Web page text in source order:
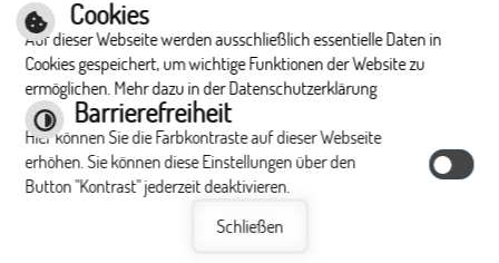
Montag bis Donnerstag 14:00 – 16:00 Uhr
Es wird um Terminvereinbarung gebeten.
Impressum|Hilfe|Inhalt| Datenschutzerklärung
Optimiert für
mobile Endgeräte
Cookies
Auf dieser Webseite werden ausschließlich essentielle Daten in
Cookies gespeichert, um wichtige Funktionen der Website zu
ermöglichen. Mehr dazu in der Datenschutzerklärung
Barrierefreiheit
Hier können Sie die Farbkontraste auf dieser Webseite
erhöhen. Sie können diese Einstellungen über den
Button "Kontrast" jederzeit deaktivieren.
Schließen